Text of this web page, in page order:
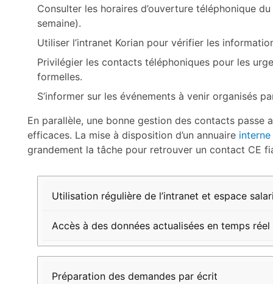
Consulter les horaires d’ouverture téléphonique
semaine).
Utiliser l’intranet Korian pour vérifier les
Privilégier les contacts téléphoniques pour les
formelles.
S’informer sur les événements à venir organisés
En parallèle, une bonne gestion des contacts passe
efficaces. La mise à disposition d’un annuaire interne
grandement la tâche pour retrouver un contact CE
Bonne
Impact
Utilisation régulière de l’intranet et espace
Accès à des données actualisées en temps réel
Préparation des demandes par écrit